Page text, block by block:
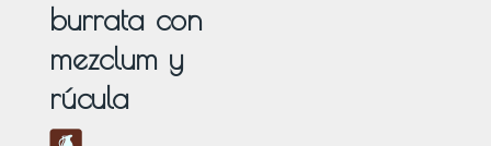
burrata con
mezclum y
rúcula